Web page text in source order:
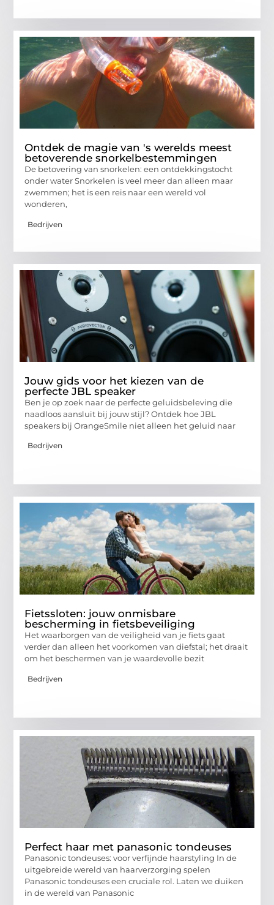
Ontdek de magie van 's werelds meest
betoverende snorkelbestemmingen
De betovering van snorkelen: een ontdekkingstocht
onder water Snorkelen is veel meer dan alleen maar
zwemmen; het is een reis naar een wereld vol
wonderen,
Bedrijven
Jouw gids voor het kiezen van de
perfecte JBL speaker
Ben je op zoek naar de perfecte geluidsbeleving die
naadloos aansluit bij jouw stijl? Ontdek hoe JBL
speakers bij OrangeSmile niet alleen het geluid naar
Bedrijven
Fietssloten: jouw onmisbare
bescherming in fietsbeveiliging
Het waarborgen van de veiligheid van je fiets gaat
verder dan alleen het voorkomen van diefstal; het draait
om het beschermen van je waardevolle bezit
Bedrijven
Perfect haar met panasonic tondeuses
Panasonic tondeuses: voor verfijnde haarstyling In de
uitgebreide wereld van haarverzorging spelen
Panasonic tondeuses een cruciale rol. Laten we duiken
in de wereld van Panasonic